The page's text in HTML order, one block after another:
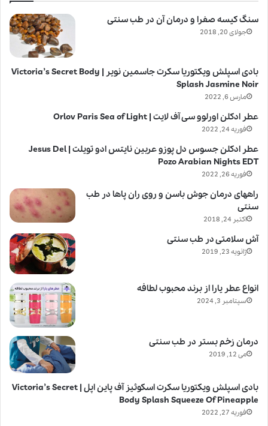
سنگ کیسه صفرا و درمان آن در طب سنتی
جولای 20, 2018
بادی اسپلش ویکتوریا سکرت جاسمین نویر | Victoria’s Secret Body
Splash Jasmine Noir
مارس 6, 2022
عطر ادکلن اورلوو سی آف لایت | Orlov Paris Sea of Light
فوریه 24, 2022
عطر ادکلن جسوس دل پوزو عربین نایتس ادو تویلت | Jesus Del
Pozo Arabian Nights EDT
فوریه 26, 2022
راههای درمان جوش باسن و روی ران پاها در طب
سنتی
اکتبر 24, 2018
آش سلامتی در طب سنتی
ژانویه 23, 2019
انواع عطر یارا از برند محبوب لطافه
سپتامبر 3, 2024
درمان زخم بستر در طب سنتی
می 12, 2019
بادی اسپلش ویکتوریا سکرت اسکوئیز آف پاین اپل | Victoria’s Secret
Body Splash Squeeze Of Pineapple
فوریه 27, 2022